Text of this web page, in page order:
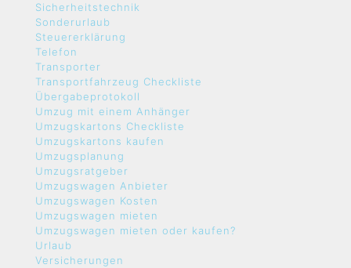
Sicherheitstechnik
Sonderurlaub
Steuererklärung
Telefon
Transporter
Transportfahrzeug Checkliste
Übergabeprotokoll
Umzug mit einem Anhänger
Umzugskartons Checkliste
Umzugskartons kaufen
Umzugsplanung
Umzugsratgeber
Umzugswagen Anbieter
Umzugswagen Kosten
Umzugswagen mieten
Umzugswagen mieten oder kaufen?
Urlaub
Versicherungen